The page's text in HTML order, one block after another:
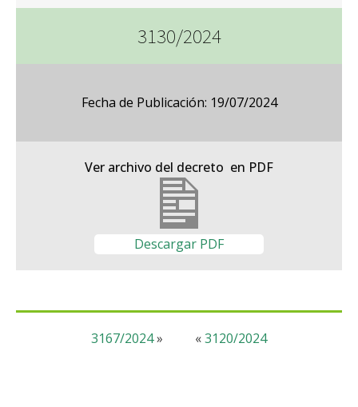
3130/2024
Fecha de Publicación: 19/07/2024
Ver archivo del decreto en PDF
Descargar PDF
«3120/2024
3167/2024»